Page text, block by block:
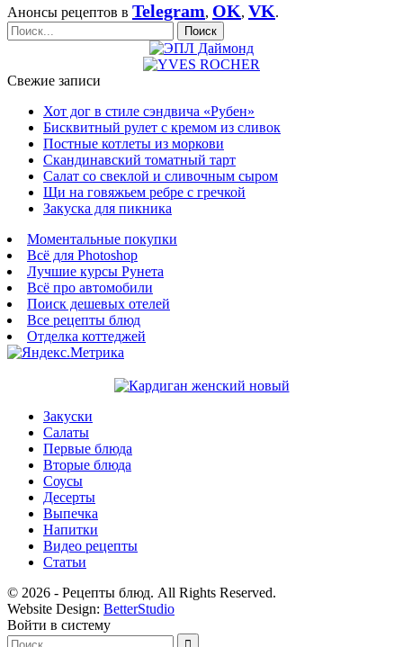
Анонсы рецептов в Telegram, OK, VK.
Свежие записи
Хот дог в стиле сэндвича «Рубен»
Бисквитный рулет с кремом из сливок
Постные котлеты из моркови
Скандинавский томатный тарт
Салат со свеклой и сливочным сыром
Щи на говяжьем ребре с гречкой
Закуска для пикника
Моментальные покупки
Всё для Photoshop
Лучшие курсы Рунета
Всё про автомобили
Поиск дешевых отелей
Все рецепты блюд
Отделка коттеджей
Закуски
Салаты
Первые блюда
Вторые блюда
Соусы
Десерты
Выпечка
Напитки
Видео рецепты
Статьи
© 2026 - Рецепты блюд. All Rights Reserved.
Website Design: BetterStudio
Войти в систему